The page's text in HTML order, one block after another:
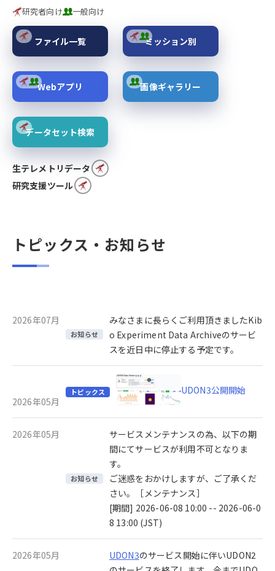
研究者向け 一般向け
ファイル一覧 ミッション別
Webアプリ 画像ギャラリー
データセット検索
生テレメトリデータ
研究支援ツール
トピックス・お知らせ
2026年07月
お知らせ
みなさまに長らくご利用頂きましたKib
o Experiment Data Archiveのサービ
スを近日中に停止する予定です。
2026年05月
トピックス UDON3公開開始
2026年05月
お知らせ
サービスメンテナンスの為、以下の期
間にてサービスが利用不可となりま
す。
ご迷惑をおかけしますが、ご了承くだ
さい。［メンテナンス］
[期間] 2026-06-08 10:00 -- 2026-06-0
8 13:00 (JST)
2026年05月 UDON3のサービス開始に伴いUDON2